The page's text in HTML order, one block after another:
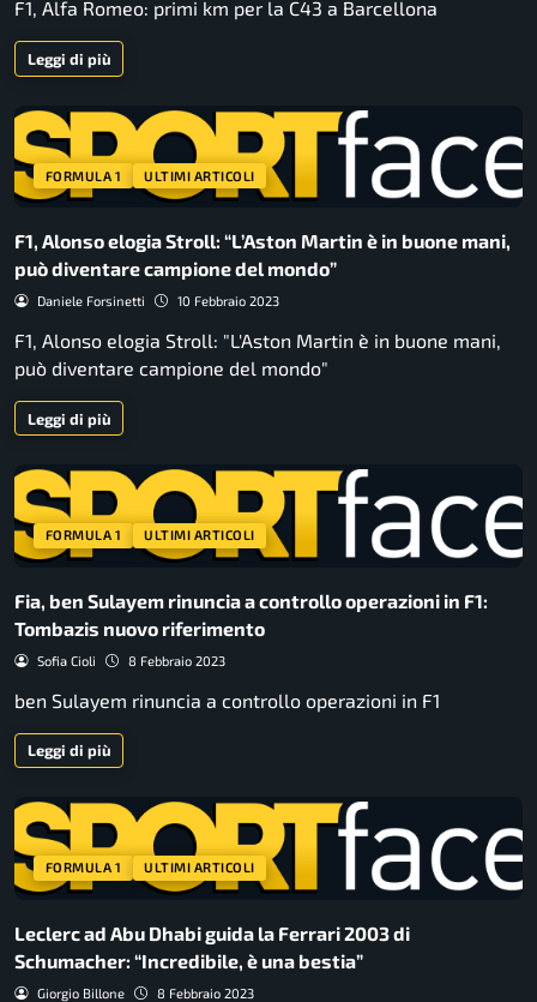
F1, Alfa Romeo: primi km per la C43 a Barcellona
Leggi di più
FORMULA 1 ULTIMI ARTICOLI
F1, Alonso elogia Stroll: “L’Aston Martin è in buone mani,
può diventare campione del mondo”
Daniele Forsinetti 10 Febbraio 2023
F1, Alonso elogia Stroll: "L'Aston Martin è in buone mani,
può diventare campione del mondo"
Leggi di più
FORMULA 1 ULTIMI ARTICOLI
Fia, ben Sulayem rinuncia a controllo operazioni in F1:
Tombazis nuovo riferimento
Sofia Cioli 8 Febbraio 2023
ben Sulayem rinuncia a controllo operazioni in F1
Leggi di più
FORMULA 1 ULTIMI ARTICOLI
Leclerc ad Abu Dhabi guida la Ferrari 2003 di
Schumacher: “Incredibile, è una bestia”
Giorgio Billone 8 Febbraio 2023